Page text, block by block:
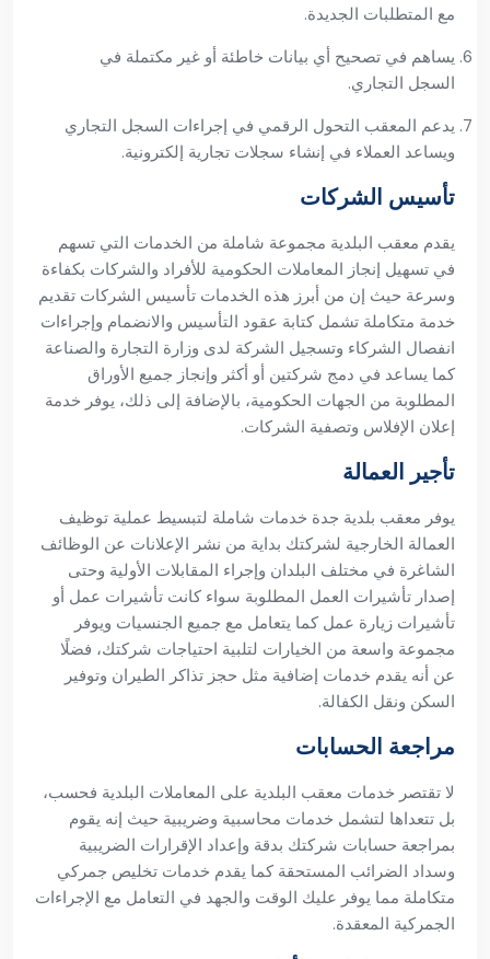
مع المتطلبات الجديدة.
يساهم في تصحيح أي بيانات خاطئة أو غير مكتملة في
السجل التجاري.
يدعم المعقب التحول الرقمي في إجراءات السجل التجاري
ويساعد العملاء في إنشاء سجلات تجارية إلكترونية.
تأسيس الشركات
يقدم معقب البلدية مجموعة شاملة من الخدمات التي تسهم
في تسهيل إنجاز المعاملات الحكومية للأفراد والشركات بكفاءة
وسرعة حيث إن من أبرز هذه الخدمات تأسيس الشركات تقديم
خدمة متكاملة تشمل كتابة عقود التأسيس والانضمام وإجراءات
انفصال الشركاء وتسجيل الشركة لدى وزارة التجارة والصناعة
كما يساعد في دمج شركتين أو أكثر وإنجاز جميع الأوراق
المطلوبة من الجهات الحكومية، بالإضافة إلى ذلك، يوفر خدمة
إعلان الإفلاس وتصفية الشركات.
تأجير العمالة
يوفر معقب بلدية جدة خدمات شاملة لتبسيط عملية توظيف
العمالة الخارجية لشركتك بداية من نشر الإعلانات عن الوظائف
الشاغرة في مختلف البلدان وإجراء المقابلات الأولية وحتى
إصدار تأشيرات العمل المطلوبة سواء كانت تأشيرات عمل أو
تأشيرات زيارة عمل كما يتعامل مع جميع الجنسيات ويوفر
مجموعة واسعة من الخيارات لتلبية احتياجات شركتك، فضلًا
عن أنه يقدم خدمات إضافية مثل حجز تذاكر الطيران وتوفير
السكن ونقل الكفالة.
مراجعة الحسابات
لا تقتصر خدمات معقب البلدية على المعاملات البلدية فحسب،
بل تتعداها لتشمل خدمات محاسبية وضريبية حيث إنه يقوم
بمراجعة حسابات شركتك بدقة وإعداد الإقرارات الضريبية
وسداد الضرائب المستحقة كما يقدم خدمات تخليص جمركي
متكاملة مما يوفر عليك الوقت والجهد في التعامل مع الإجراءات
الجمركية المعقدة.